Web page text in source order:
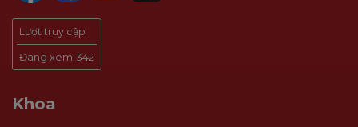
Lượt truy cập
Đang xem: 342
Khoa